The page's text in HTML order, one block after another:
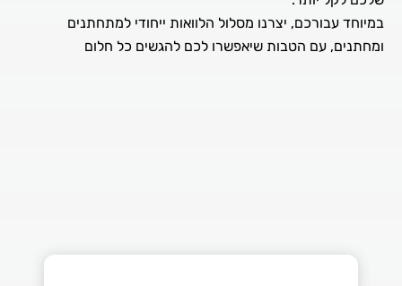
במיוחד עבורכם, יצרנו מסלול הלוואות ייחודי למתחתנים
ומחתנים, עם הטבות שיאפשרו לכם להגשים כל חלום